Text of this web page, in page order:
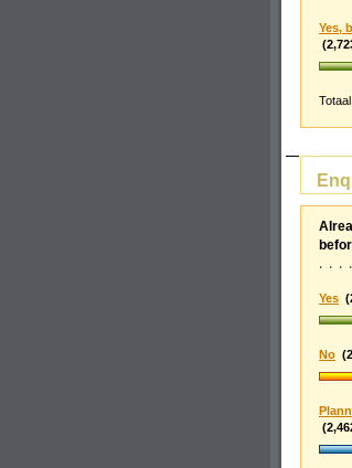
Yes,
Yes
No